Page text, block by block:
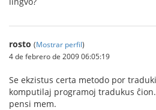
rosto (Mostrar perfil)
4 de febrero de 2009 06:05:19
Se ekzistus certa metodo por
komputilaj programoj tradukus
pensi mem.